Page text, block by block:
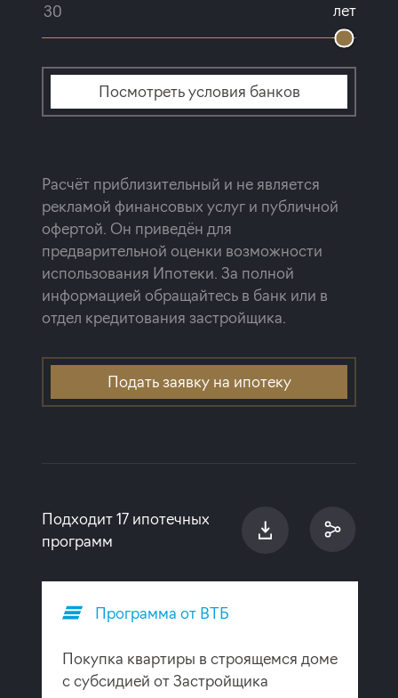
лет
Посмотреть условия банков
Расчёт приблизительный и не является
рекламой финансовых услуг и публичной
офертой. Он приведён для
предварительной оценки возможности
использования Ипотеки. За полной
информацией обращайтесь в банк или в
отдел кредитования застройщика.
Подать заявку на ипотеку
Подходит 17 ипотечных
программ
Программа от ВТБ
Покупка квартиры в строящемся доме
с субсидией от Застройщика